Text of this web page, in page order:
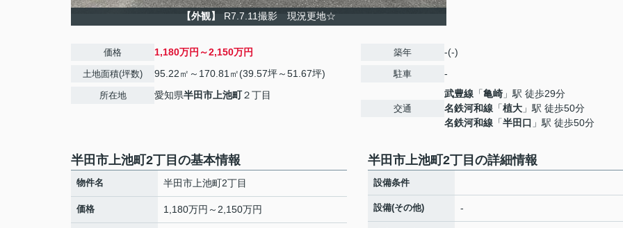
【外観】 R7.7.11撮影 現況更地☆
価格 1,180万円～2,150万円
土地面積(坪数) 95.22㎡～170.81㎡(39.57坪～51.67坪)
所在地 愛知県半田市 上池町２丁目
築年 -(-)
駐車 -
交通
武豊線 「亀崎 」駅 徒歩29分
名鉄河和線 「植大 」駅 徒歩50分
名鉄河和線 「半田口 」駅 徒歩50分
半田市上池町2丁目の基本情報
物件名 半田市上池町2丁目
価格 1,180万円～2,150万円
半田市上池町2丁目の詳細情報
設備条件
設備(その他) -